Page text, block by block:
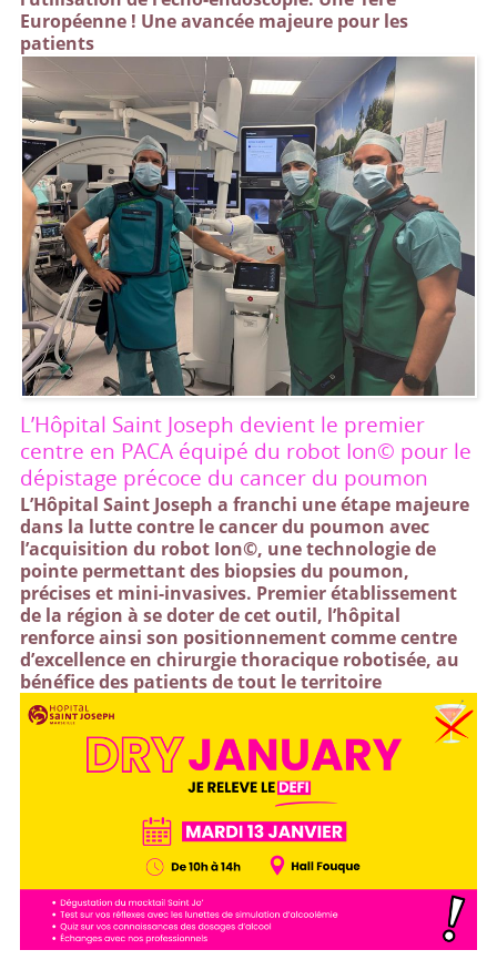
Européenne ! Une avancée majeure pour les
patients
L’Hôpital Saint Joseph devient le premier
centre en PACA équipé du robot Ion© pour le
dépistage précoce du cancer du poumon
L’Hôpital Saint Joseph a franchi une étape majeure
dans la lutte contre le cancer du poumon avec
l’acquisition du robot Ion©, une technologie de
pointe permettant des biopsies du poumon,
précises et mini-invasives. Premier établissement
de la région à se doter de cet outil, l’hôpital
renforce ainsi son positionnement comme centre
d’excellence en chirurgie thoracique robotisée, au
bénéfice des patients de tout le territoire